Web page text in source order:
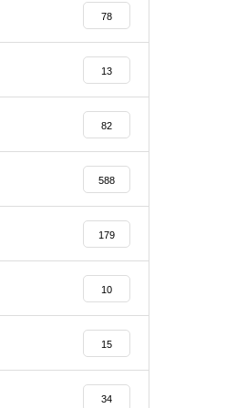
78
13
82
588
179
10
15
34